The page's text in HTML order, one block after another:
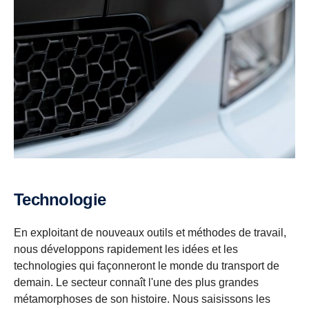
Technologie
En exploitant de nouveaux outils et méthodes de travail,
nous développons rapidement les idées et les
technologies qui façonneront le monde du transport de
demain. Le secteur connaît l'une des plus grandes
métamorphoses de son histoire. Nous saisissons les